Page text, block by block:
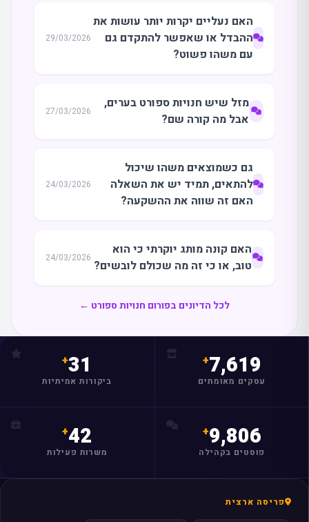
האם נעליים יקרות יותר עושות את
ההבדל או שאפשר להתקדם גם
עם משהו פשוט?
29/03/2026
מזל שיש חנויות ספורט בערים,
אבל מה קורה שם?
27/03/2026
גם כשמוצאים משהו שיכול
להתאים, תמיד יש את השאלה
האם זה שווה את ההשקעה?
24/03/2026
האם קונה מותג יוקרתי כי הוא
טוב, או כי זה מה שכולם לובשים? 24/03/2026
לכל הדיונים בפורום חנויות ספורט ←
7,619
עסקים מאומתים
31
ביקורות אמיתיות
9,806
פוסטים בקהילה
42
משרות פעילות
פריסה ארצית